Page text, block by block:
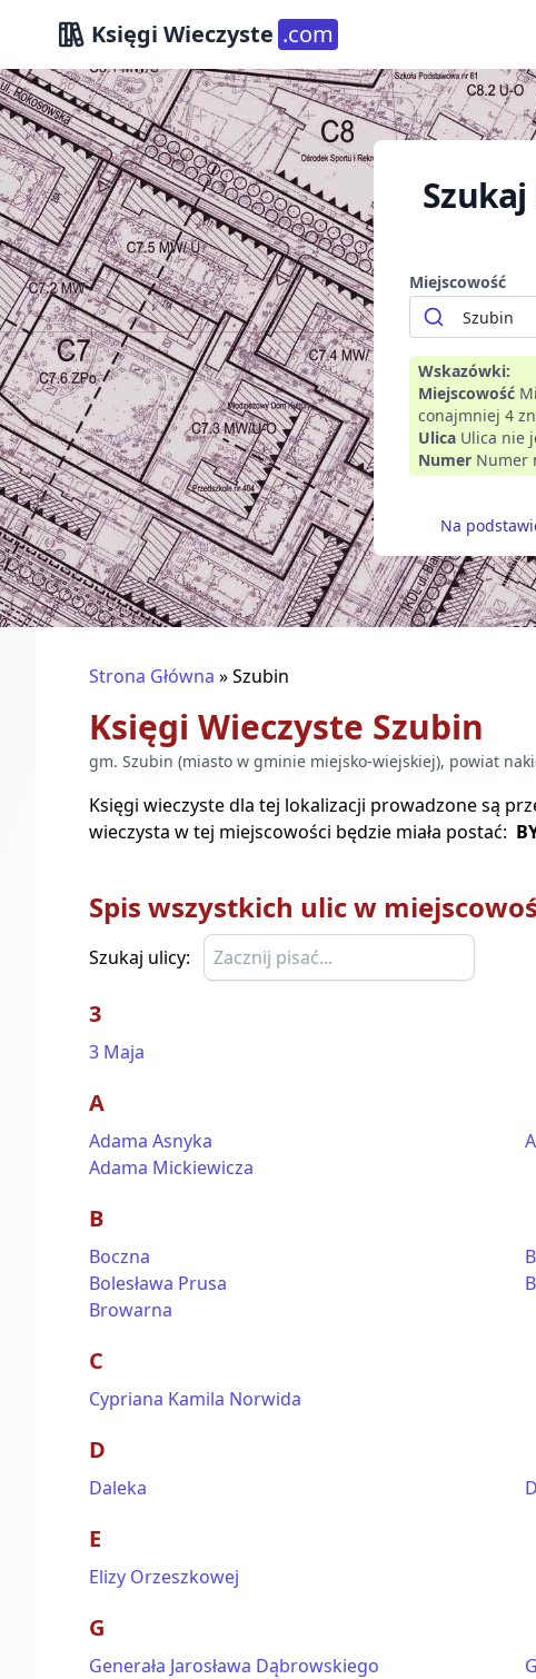
Księgi Wieczyste .com
Miejscowość
Wskazówki:
Miejscowość
conajmniej 4
Ulica Ulica nie
Numer Numer
Na
Strona Główna »Szubin
Księgi Wieczyste Szubin
gm. Szubin (miasto w gminie miejsko-wiejskiej), powiat
Księgi wieczyste dla tej lokalizacji prowadzone są
wieczysta w tej miejscowości będzie miała postać:
Spis wszystkich ulic w
Szukaj ulicy:
3
3 Maja
A
Adama Asnyka
Adama Mickiewicza
B
Boczna
Bolesława Prusa
Browarna
C
Cypriana Kamila Norwida
D
Daleka
E
Elizy Orzeszkowej
G
Generała Jarosława Dąbrowskiego